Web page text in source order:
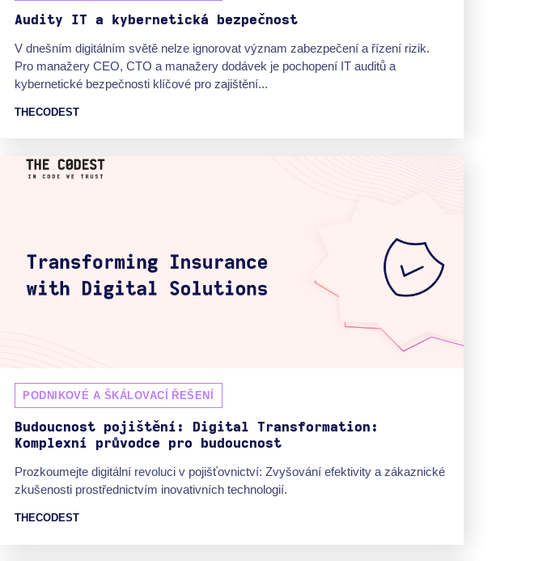
Audity IT a kybernetická bezpečnost
V dnešním digitálním světě nelze ignorovat význam zabezpečení a řízení rizik.
Pro manažery CEO, CTO a manažery dodávek je pochopení IT auditů a
kybernetické bezpečnosti klíčové pro zajištění...
THECODEST
PODNIKOVÉ A ŠKÁLOVACÍ ŘEŠENÍ
Budoucnost pojištění: Digital Transformation:
Komplexní průvodce pro budoucnost
Prozkoumejte digitální revoluci v pojišťovnictví: Zvyšování efektivity a zákaznické
zkušenosti prostřednictvím inovativních technologií.
THECODEST